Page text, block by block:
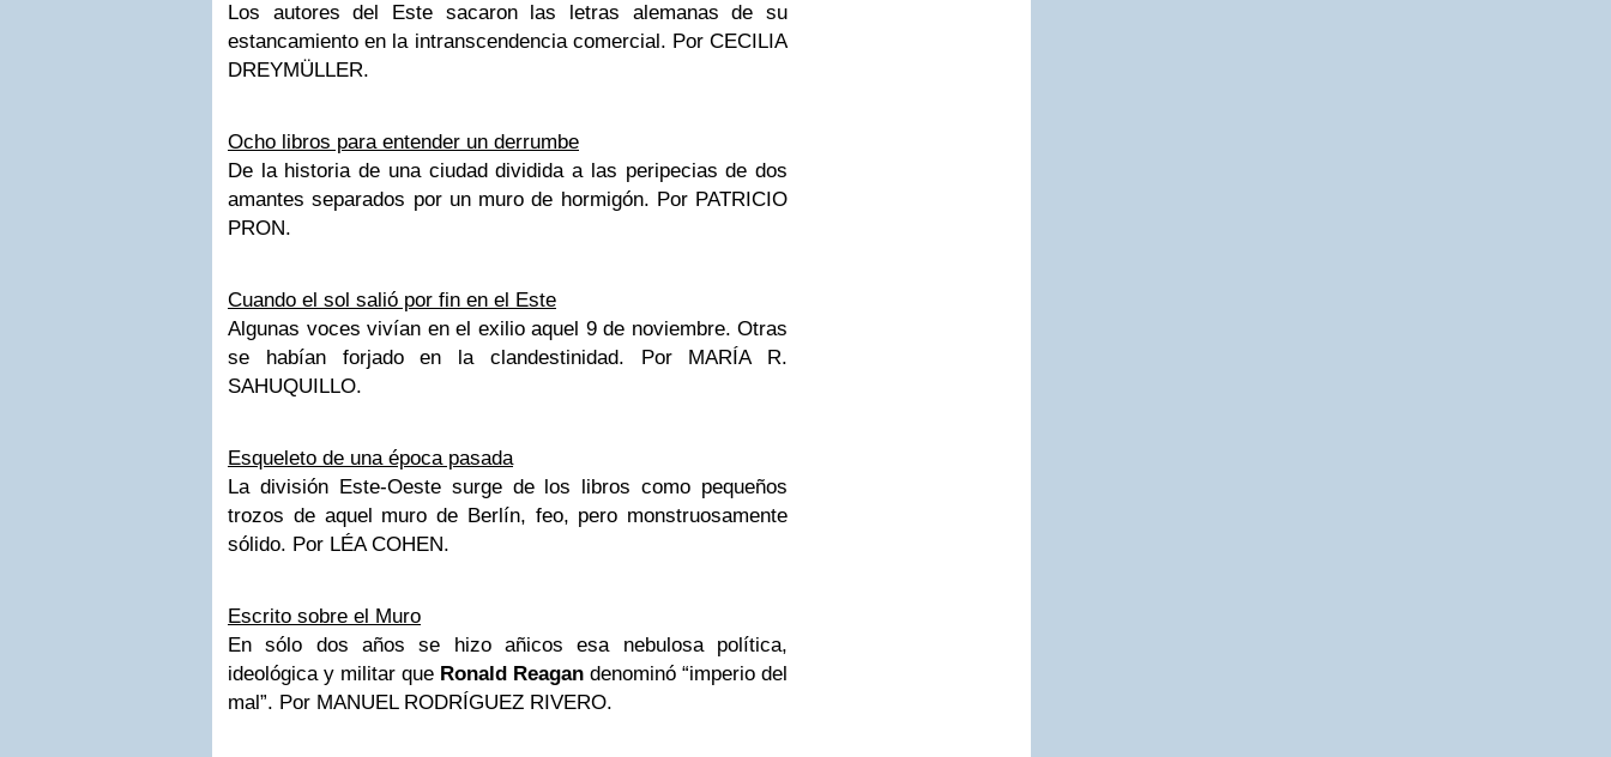
Los autores del Este sacaron las letras alemanas de su
estancamiento en la intranscendencia comercial. Por CECILIA
DREYMÜLLER.
Ocho libros para entender un derrumbe
De la historia de una ciudad dividida a las peripecias de dos
amantes separados por un muro de hormigón. Por PATRICIO
PRON.
Cuando el sol salió por fin en el Este
Algunas voces vivían en el exilio aquel 9 de noviembre. Otras
se habían forjado en la clandestinidad. Por MARÍA R.
SAHUQUILLO.
Esqueleto de una época pasada
La división Este-Oeste surge de los libros como pequeños
trozos de aquel muro de Berlín, feo, pero monstruosamente
sólido. Por LÉA COHEN.
Escrito sobre el Muro
En sólo dos años se hizo añicos esa nebulosa política,
ideológica y militar que Ronald Reagan denominó “imperio del
mal”. Por MANUEL RODRÍGUEZ RIVERO.